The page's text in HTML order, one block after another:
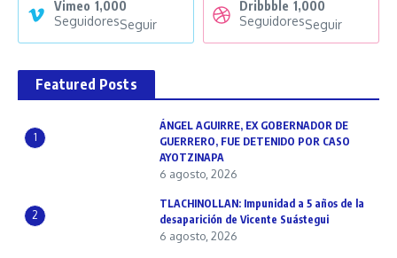
Vimeo 1,000
SeguidoresSeguir
Dribbble 1,000
SeguidoresSeguir
Featured Posts
1
ÁNGEL AGUIRRE, EX GOBERNADOR DE
GUERRERO, FUE DETENIDO POR CASO
AYOTZINAPA
6 agosto, 2026
2
TLACHINOLLAN: Impunidad a 5 años de la
desaparición de Vicente Suástegui
6 agosto, 2026